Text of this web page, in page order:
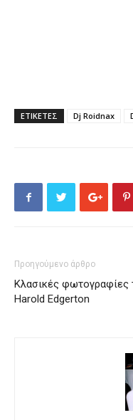
ΕΤΙΚΕΤΕΣ Dj Roidnax
Προηγούμενο άρθρο
Κλασικές φωτογραφίες
Harold Edgerton